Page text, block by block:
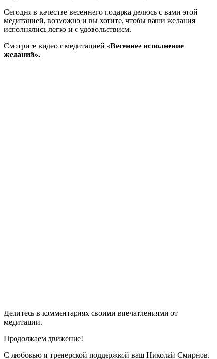
Сегодня в качестве весеннего подарка делюсь с вами этой
медитацией, возможно и вы хотите, чтобы ваши желания
исполнялись легко и с удовольствием.
Смотрите видео с медитацией «Весеннее исполнение
желаний».
Делитесь в комментариях своими впечатлениями от
медитации.
Продолжаем движение!
С любовью и тренерской поддержкой ваш Николай Смирнов.